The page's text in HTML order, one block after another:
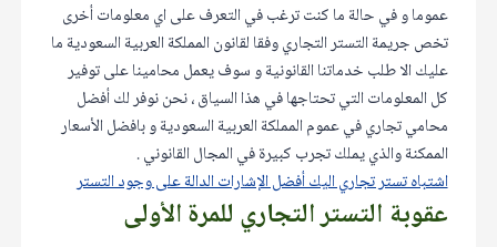
عموما و في حالة ما كنت ترغب في التعرف على اي معلومات أخرى
تخص جريمة التستر التجاري وفقا لقانون المملكة العربية السعودية ما
عليك الا طلب خدماتنا القانونية و سوف يعمل محامينا على توفير
كل المعلومات التي تحتاجها في هذا السياق ، نحن نوفر لك أفضل
محامي تجاري في عموم المملكة العربية السعودية و بافضل الأسعار
الممكنة والذي يملك تجرب كبيرة في المجال القانوني .
اشتباه تستر تجاري اليك أفضل الإشارات الدالة على وجود التستر
عقوبة التستر التجاري للمرة الأولى